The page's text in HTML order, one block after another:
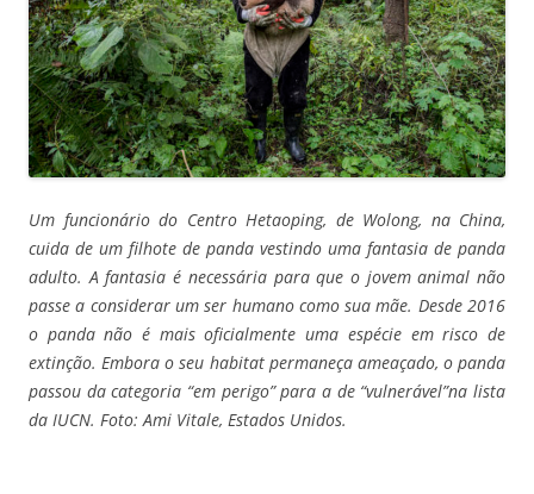
Um funcionário do Centro Hetaoping, de Wolong, na China,
cuida de um filhote de panda vestindo uma fantasia de panda
adulto. A fantasia é necessária para que o jovem animal não
passe a considerar um ser humano como sua mãe. Desde 2016
o panda não é mais oficialmente uma espécie em risco de
extinção. Embora o seu habitat permaneça ameaçado, o panda
passou da categoria “em perigo” para a de “vulnerável”na lista
da IUCN. Foto: Ami Vitale, Estados Unidos.